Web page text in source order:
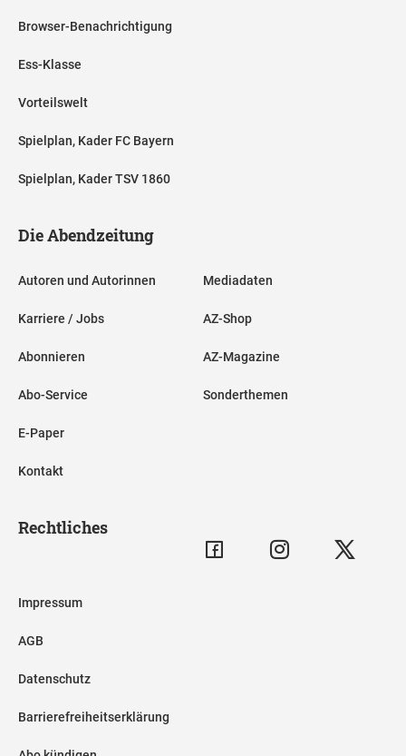
Browser-Benachrichtigung
Ess-Klasse
Vorteilswelt
Spielplan, Kader FC Bayern
Spielplan, Kader TSV 1860
Die Abendzeitung
Autoren und Autorinnen
Karriere / Jobs
Abonnieren
Abo-Service
E-Paper
Kontakt
Mediadaten
AZ-Shop
AZ-Magazine
Sonderthemen
Rechtliches
Impressum
AGB
Datenschutz
Barrierefreiheitserklärung